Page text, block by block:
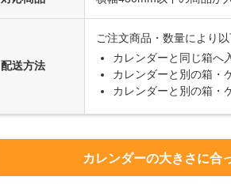
配送方法
ご注文商品・数量により
カレンダーと同じ箱へ
カレンダーと別の箱・
カレンダーと別の箱・
カレンダーの大きさに合